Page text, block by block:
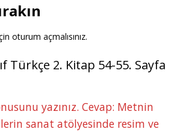
oturum açmalısınız.
Türkçe 2. Kitap 54-55. Sayfa
yazınız. Cevap: Metnin
sanat atölyesinde resim ve